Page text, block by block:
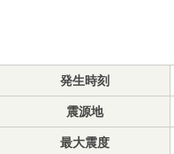
発生時刻
震源地
最大震度